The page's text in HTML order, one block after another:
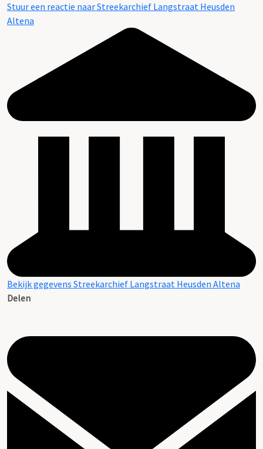
Stuur een reactie naar Streekarchief Langstraat Heusden
Altena
Bekijk gegevens Streekarchief Langstraat Heusden Altena
Delen